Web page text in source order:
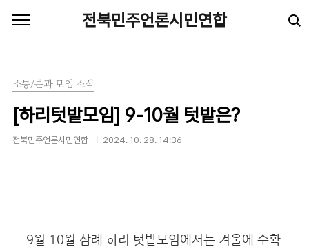
전북민주언론시민연합
소통/분과 모임 소식
[하리텃밭모임] 9-10월 텃밭은?
전북민주언론시민연합 2024. 10. 28. 14:36
9월 10월 삼례 하리 텃밭모임에서는 겨울에 수확